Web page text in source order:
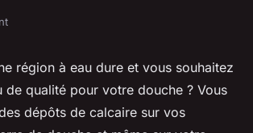
les meilleurs
anti-calcaire pour
dans les régions à
région à eau dure et vous souhaitez
de qualité pour votre douche ? Vous
dépôts de calcaire sur vos